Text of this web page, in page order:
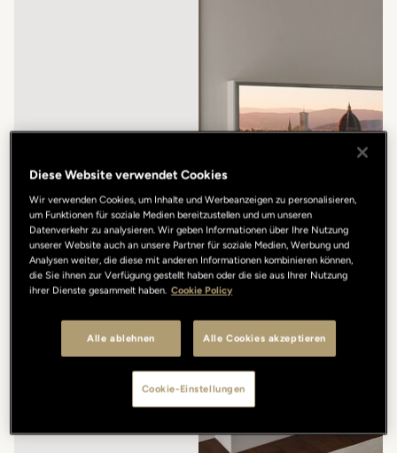
Diese Website verwendet Cookies
Wir verwenden Cookies, um Inhalte und Werbeanzeigen zu personalisieren,
um Funktionen für soziale Medien bereitzustellen und um unseren
Datenverkehr zu analysieren. Wir geben Informationen über Ihre Nutzung
unserer Website auch an unsere Partner für soziale Medien, Werbung und
Analysen weiter, die diese mit anderen Informationen kombinieren können,
die Sie ihnen zur Verfügung gestellt haben oder die sie aus Ihrer Nutzung
ihrer Dienste gesammelt haben. Cookie Policy
Alle ablehnen Alle Cookies akzeptieren
Cookie-Einstellungen